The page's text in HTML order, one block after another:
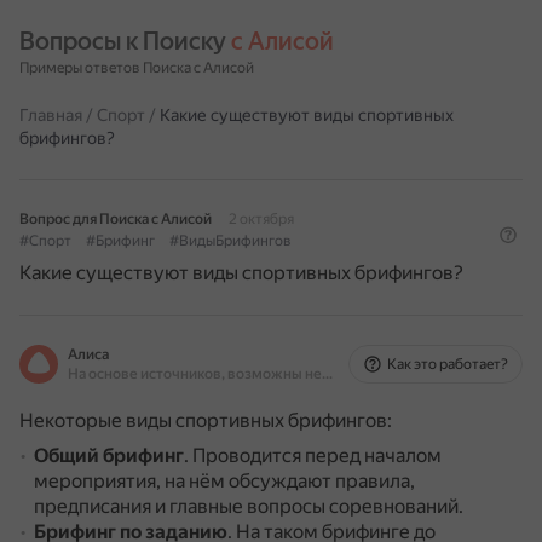
Вопросы к Поиску с Алисой
Примеры ответов Поиска с Алисой
Главная / Спорт / Какие существуют виды спортивных
брифингов?
Вопрос для Поиска с Алисой
2 октября
#Спорт
#Брифинг #ВидыБрифингов
Какие существуют виды спортивных брифингов?
Алиса
На основе источников, возможны неточности
Как это работает?
Некоторые виды спортивных брифингов:
Общий брифинг. Проводится перед началом
мероприятия, на нём обсуждают правила,
предписания и главные вопросы соревнований.
Брифинг по заданию. На таком брифинге до